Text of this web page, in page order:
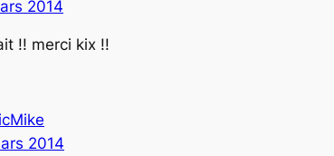
2014
!! merci kix !!
2014